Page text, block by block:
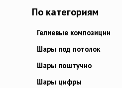
По категориям
Гелиевые композиции
Шары под потолок
Шары поштучно
Шары цифры